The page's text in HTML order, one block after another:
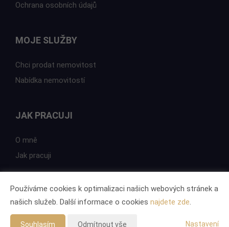
Ochrana osobních údajů
MOJE SLUŽBY
Chci prodat nemovitost
Nabídka nemovitostí
JAK PRACUJI
O mně
Jak pracuji
Vytvořeno v systémuCHYTRÝ WEB MAKLÉŘE
Tomawell s.r.o. © 2026
Používáme cookies k optimalizaci našich webových stránek a
našich služeb. Další informace o cookies najdete zde.
Souhlasím Odmítnout vše Nastavení